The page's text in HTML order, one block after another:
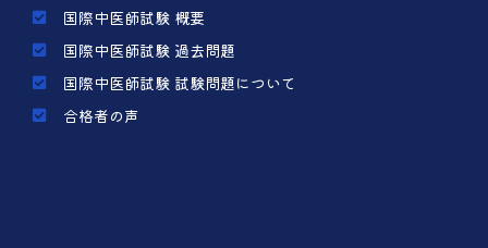
国際中医師試験 概要
国際中医師試験 過去問題
国際中医師試験 試験問題について
合格者の声